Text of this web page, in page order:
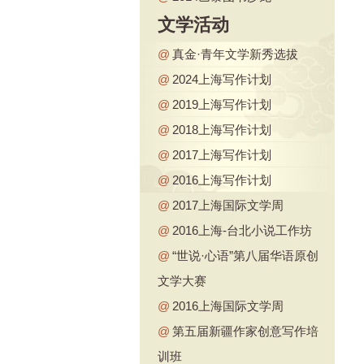
文学活动
@ 真金·青年文学新秀选拔
@ 2024上海写作计划
@ 2019上海写作计划
@ 2018上海写作计划
@ 2017上海写作计划
@ 2016上海写作计划
@ 2017上海国际文学周
@ 2016上海-台北小说工作坊
@ “世说·心语”第八届华语原创
文学大赛
@ 2016上海国际文学周
@ 第五届新疆作家创意写作培
训班